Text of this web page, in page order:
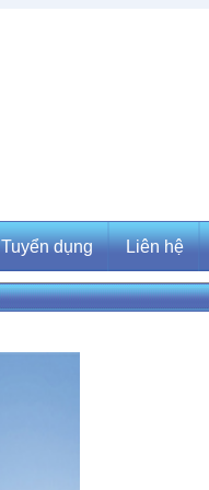
Tuyển dụng
Tuyển dụng
Liên hệ
Liên hệ